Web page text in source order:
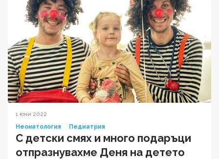
1 юни 2022
Неонатология
Педиатрия
С детски смях и много подаръци
отпразнувахме Деня на детето